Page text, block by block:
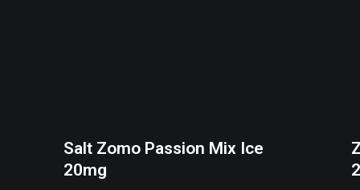
Salt Zomo Passion Mix Ice
20mg